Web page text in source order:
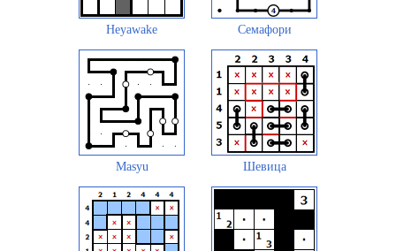
Heyawake Семафори
Masyu Шевица